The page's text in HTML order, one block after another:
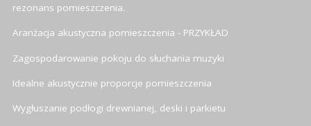
rezonans pomieszczenia.
Aranżacja akustyczna pomieszczenia - PRZYKŁAD
Zagospodarowanie pokoju do słuchania muzyki
Idealne akustycznie proporcje pomieszczenia
Wygłuszanie podłogi drewnianej, deski i parkietu